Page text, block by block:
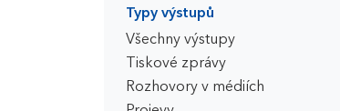
Typy výstupů
Všechny výstupy
Tiskové zprávy
Rozhovory v médiích